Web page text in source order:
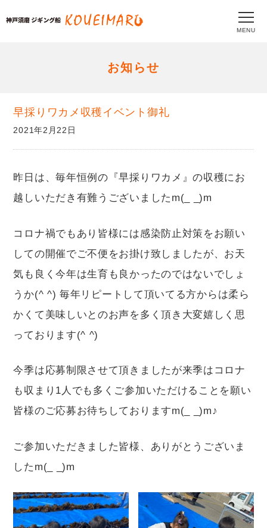
MENU
お知らせ
早採りワカメ収穫イベント御礼
2021年2月22日
昨日は、毎年恒例の『早採りワカメ』の収穫にお
越しいただき有難うございましたm(_ _)m
コロナ禍でもあり皆様には感染防止対策をお願い
しての開催でご不便をお掛け致しましたが、お天
気も良く今年は生育も良かったのではないでしょ
うか(^ ^) 毎年リピートして頂いてる方からは柔ら
かくて美味しいとのお声を多く頂き大変嬉しく思
っております(^ ^)
今季は応募制限させて頂きましたが来季はコロナ
も収まり1人でも多くご参加いただけることを願い
皆様のご応募お待ちしておりますm(_ _)m♪
ご参加いただきました皆様、ありがとうございま
したm(_ _)m